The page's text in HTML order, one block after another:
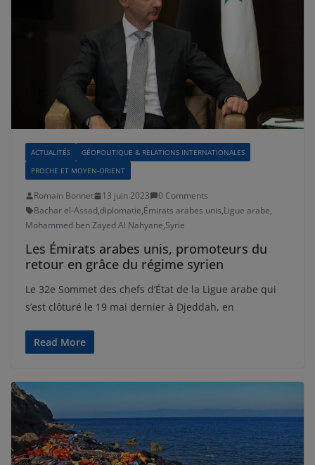
ACTUALITÉS
GÉOPOLITIQUE & RELATIONS INTERNATIONALES
PROCHE ET MOYEN-ORIENT
Romain Bonnet 13 juin 2023
0 Comments
Bachar el-Assad,diplomatie,Émirats arabes unis,Ligue arabe,
Mohammed ben Zayed Al Nahyane,Syrie
Les Émirats arabes unis, promoteurs du
retour en grâce du régime syrien
Le 32e Sommet des chefs d’État de la Ligue arabe qui
s’est clôturé le 19 mai dernier à Djeddah, en
Read More